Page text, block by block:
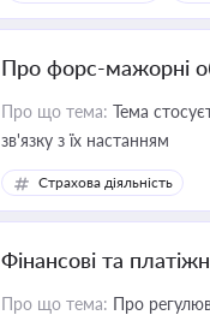
Про форс-мажорні
Про що тема: Тема
зв'язку з їх настанням
Страхова діяльність
Фінансові та
Про що тема: Про регулювання